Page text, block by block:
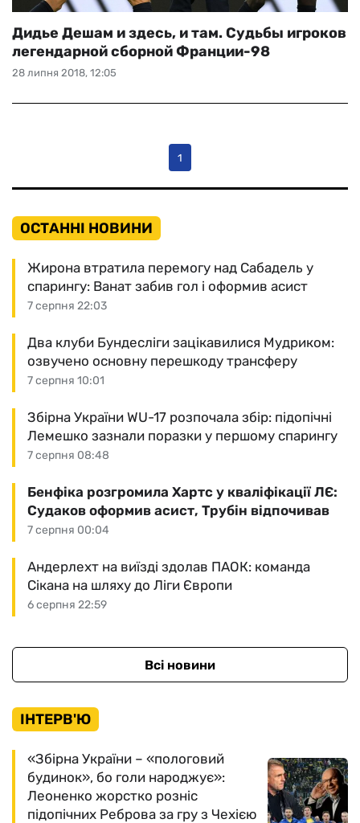
28 липня 2018, 12:05
Дидье Дешам и здесь, и там. Судьбы игроков
легендарной сборной Франции-98
1
ОСТАННІ НОВИНИ
7 серпня 22:03
Жирона втратила перемогу над Сабадель у
спарингу: Ванат забив гол і оформив асист
7 серпня 10:01
Два клуби Бундесліги зацікавилися Мудриком:
озвучено основну перешкоду трансферу
7 серпня 08:48
Збірна України WU-17 розпочала збір: підопічні
Лемешко зазнали поразки у першому спарингу
7 серпня 00:04
Бенфіка розгромила Хартс у кваліфікації ЛЄ:
Судаков оформив асист, Трубін відпочивав
6 серпня 22:59
Андерлехт на виїзді здолав ПАОК: команда
Сікана на шляху до Ліги Європи
Всі новини
ІНТЕРВ'Ю
«Збірна України – «пологовий
будинок», бо голи народжує»:
Леоненко жорстко розніс
підопічних Реброва за гру з Чехією